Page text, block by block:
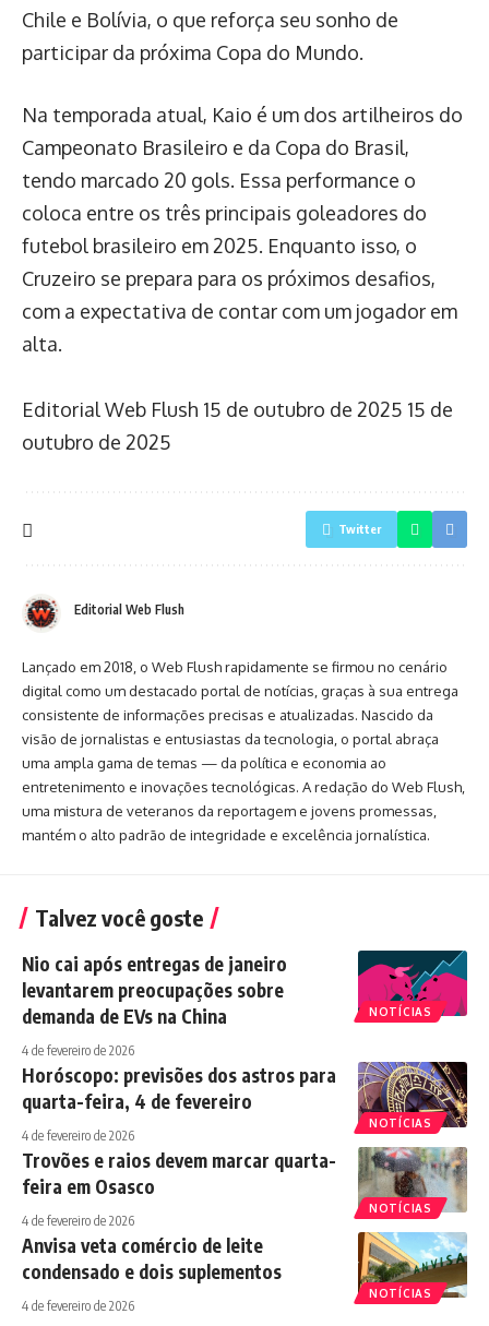
Chile e Bolívia, o que reforça seu sonho de
participar da próxima Copa do Mundo.
Na temporada atual, Kaio é um dos artilheiros do
Campeonato Brasileiro e da Copa do Brasil,
tendo marcado 20 gols. Essa performance o
coloca entre os três principais goleadores do
futebol brasileiro em 2025. Enquanto isso, o
Cruzeiro se prepara para os próximos desafios,
com a expectativa de contar com um jogador em
alta.
Editorial Web Flush 15 de outubro de 2025 15 de
outubro de 2025
Twitter
Editorial Web Flush
Lançado em 2018, o Web Flush rapidamente se firmou no cenário
digital como um destacado portal de notícias, graças à sua entrega
consistente de informações precisas e atualizadas. Nascido da
visão de jornalistas e entusiastas da tecnologia, o portal abraça
uma ampla gama de temas — da política e economia ao
entretenimento e inovações tecnológicas. A redação do Web Flush,
uma mistura de veteranos da reportagem e jovens promessas,
mantém o alto padrão de integridade e excelência jornalística.
Talvez você goste
NOTÍCIAS
Nio cai após entregas de janeiro
levantarem preocupações sobre
demanda de EVs na China
4 de fevereiro de 2026
NOTÍCIAS
Horóscopo: previsões dos astros para
quarta-feira, 4 de fevereiro
4 de fevereiro de 2026
NOTÍCIAS
Trovões e raios devem marcar quarta-
feira em Osasco
4 de fevereiro de 2026
NOTÍCIAS
Anvisa veta comércio de leite
condensado e dois suplementos
4 de fevereiro de 2026